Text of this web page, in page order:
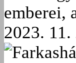
emberei,
2023. 11.